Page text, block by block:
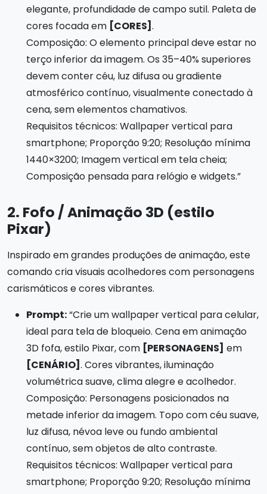
elegante, profundidade de campo sutil. Paleta de
cores focada em [CORES] .
Composição: O elemento principal deve estar no
terço inferior da imagem. Os 35–40% superiores
devem conter céu, luz difusa ou gradiente
atmosférico contínuo, visualmente conectado à
cena, sem elementos chamativos.
Requisitos técnicos: Wallpaper vertical para
smartphone; Proporção 9:20; Resolução mínima
1440×3200; Imagem vertical em tela cheia;
Composição pensada para relógio e widgets.”
2. Fofo / Animação 3D (estilo
Pixar)
Inspirado em grandes produções de animação, este
comando cria visuais acolhedores com personagens
carismáticos e cores vibrantes.
Prompt:“Crie um wallpaper vertical para celular,
ideal para tela de bloqueio. Cena em animação
3D fofa, estilo Pixar, com [PERSONAGENS] em
[CENÁRIO] . Cores vibrantes, iluminação
volumétrica suave, clima alegre e acolhedor.
Composição: Personagens posicionados na
metade inferior da imagem. Topo com céu suave,
luz difusa, névoa leve ou fundo ambiental
contínuo, sem objetos de alto contraste.
Requisitos técnicos: Wallpaper vertical para
smartphone; Proporção 9:20; Resolução mínima